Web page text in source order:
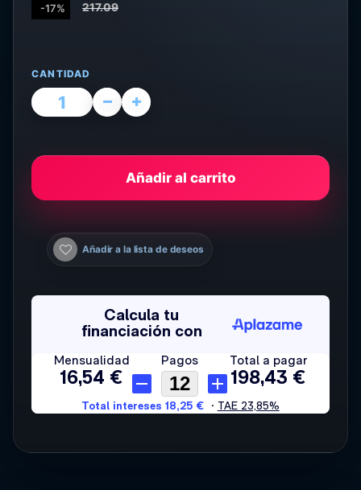
-17% 217.09
CANTIDAD
Añadir al carrito
Añadir a la lista de deseos